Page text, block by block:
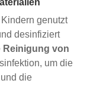
genutzt
desinfiziert
Reinigung von
um die
die